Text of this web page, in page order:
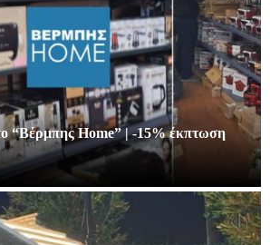
“Βέρμπης Home” | -15% έκπτωση